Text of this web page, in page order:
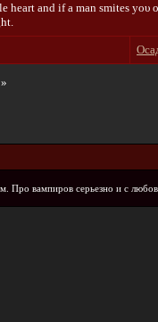
hеаrt аnd if а mаn smitеs
»
Пpο вaмпиpοв cepьeзнο и c